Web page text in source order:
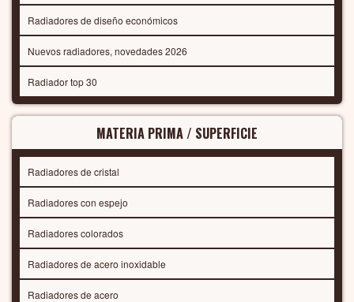
Radiadores de diseño económicos
Nuevos radiadores, novedades 2026
Radiador top 30
MATERIA PRIMA / SUPERFICIE
Radiadores de cristal
Radiadores con espejo
Radiadores colorados
Radiadores de acero inoxidable
Radiadores de acero